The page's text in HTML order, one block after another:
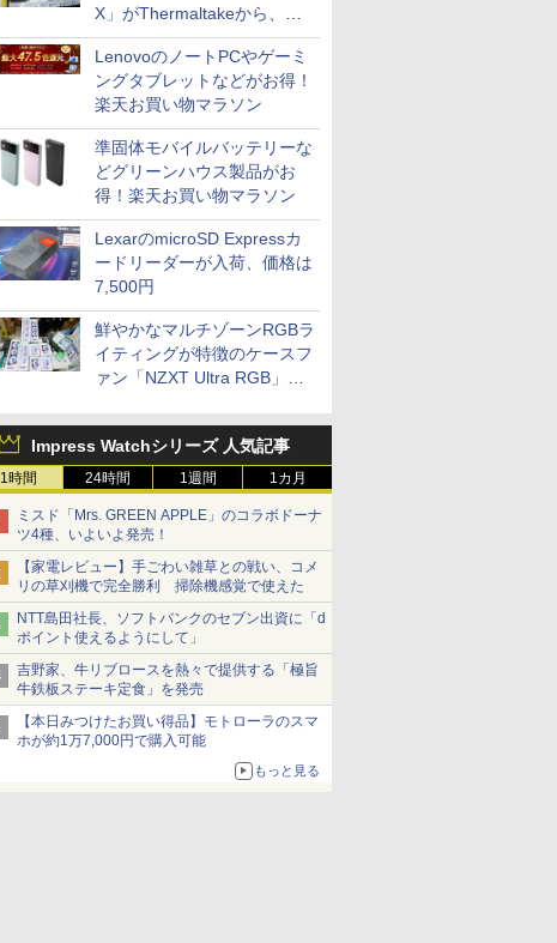
X」がThermaltakeから、カ
ラーは2色
LenovoのノートPCやゲーミ
ングタブレットなどがお得！
楽天お買い物マラソン
準固体モバイルバッテリーな
どグリーンハウス製品がお
得！楽天お買い物マラソン
LexarのmicroSD Expressカ
ードリーダーが入荷、価格は
7,500円
鮮やかなマルチゾーンRGBラ
イティングが特徴のケースフ
ァン「NZXT Ultra RGB」が
Impress Watchシリーズ 人気記事
1時間 24時間 1週間 1カ月
ミスド「Mrs. GREEN APPLE」のコラボドーナ
ツ4種、いよいよ発売！
【家電レビュー】手ごわい雑草との戦い、コメ
リの草刈機で完全勝利 掃除機感覚で使えた
NTT島田社長、ソフトバンクのセブン出資に「d
ポイント使えるようにして」
吉野家、牛リブロースを熱々で提供する「極旨
牛鉄板ステーキ定食」を発売
【本日みつけたお買い得品】モトローラのスマ
ホが約1万7,000円で購入可能
もっと見る